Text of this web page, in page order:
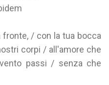
/ con la tua bocca
corpi / all'amore che
passi / senza che